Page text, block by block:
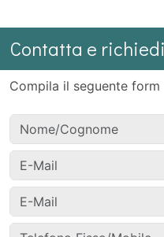
Contatta e
Compila il seguente